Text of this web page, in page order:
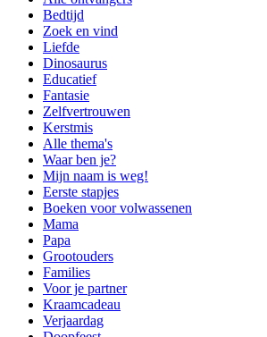
Bedtijd
Zoek en vind
Liefde
Dinosaurus
Educatief
Fantasie
Zelfvertrouwen
Kerstmis
Alle thema's
Waar ben je?
Mijn naam is weg!
Eerste stapjes
Boeken voor volwassenen
Mama
Papa
Grootouders
Families
Voor je partner
Kraamcadeau
Verjaardag